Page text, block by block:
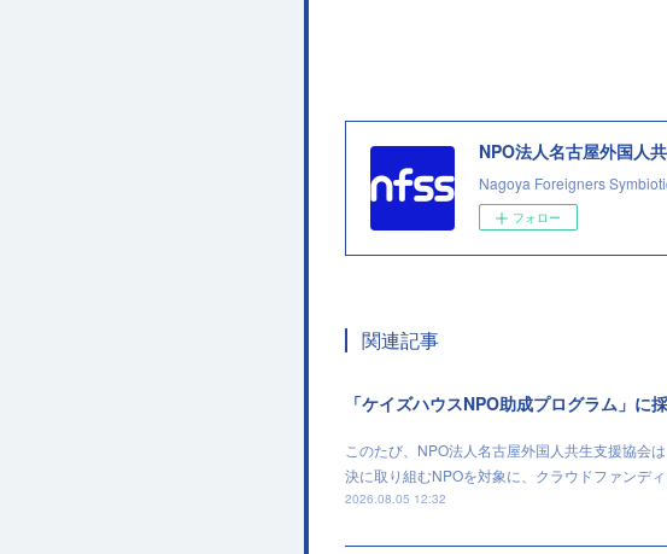
NPO法人名古屋外国人
Nagoya Foreigners
フォロー
関連記事
「ケイズハウスNPO助成プログラム」に
このたび、NPO法人名古屋外国人共生支援協会
決に取り組むNPOを対象に、クラウドファンデ
2026.08.05 12:32